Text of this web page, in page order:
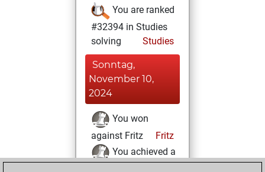
You are ranked
#32394 in Studies
solving
Studies
Sonntag,
November 10,
2024
You won
against Fritz
Fritz
You achieved a